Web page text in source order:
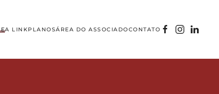
A LINKPLANOSÁREA DO ASSOCIADOCONTATO